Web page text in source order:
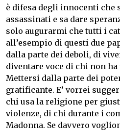
è difesa degli innocenti che
assassinati e sa dare
solo augurarmi che tutti i
all’esempio di questi due
dalla parte dei deboli, di
diventare voce di chi non ha
Mettersi dalla parte dei
gratificante. E’ vorrei
chi usa la religione per
violenze, di chi durante i
Madonna. Se davvero